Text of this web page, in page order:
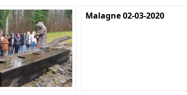
Malagne 02-03-2020